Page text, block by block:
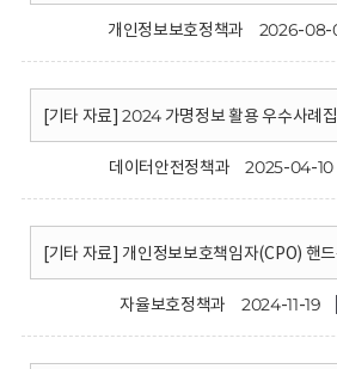
개인정보보호정책과 2026-08-
[기타 자료] 2024 가명정보 활용 우수사례집
데이터안전정책과 2025-04-10
[기타 자료] 개인정보보호책임자(CPO) 핸
자율보호정책과 2024-11-19